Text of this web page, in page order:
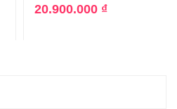
20.900.000 ₫